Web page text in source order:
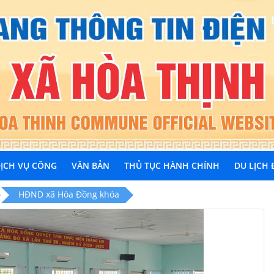
VỤ CÔNG VĂN BẢN THỦ TỤC HÀNH CHÍNH DU LỊCH
HĐND xã Hòa Đồng khóa